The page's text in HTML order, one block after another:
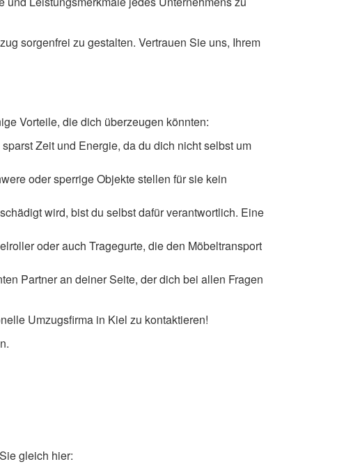
sorgenfrei zu gestalten. Vertrauen Sie uns, Ihrem
Vorteile, die dich überzeugen könnten:
Zeit und Energie, da du dich nicht selbst um
oder sperrige Objekte stellen für sie kein
wird, bist du selbst dafür verantwortlich. Eine
oder auch Tragegurte, die den Möbeltransport
Partner an deiner Seite, der dich bei allen Fragen
Umzugsfirma in Kiel zu kontaktieren!
gleich hier: